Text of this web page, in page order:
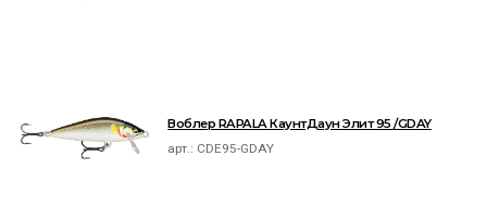
Воблер RAPALA КаунтДаун Элит 95 /GDAY
арт.: CDE95-GDAY